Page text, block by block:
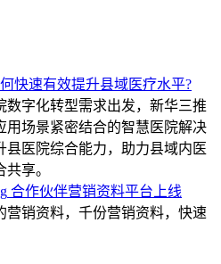
快速有效提升县域医疗水平?
数字化转型需求出发，新华三推
用场景紧密结合的智慧医院解决
县医院综合能力，助力县域内医
享。
合作伙伴营销资料平台上线
营销资料，千份营销资料，快速